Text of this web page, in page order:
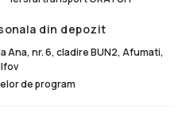
din depozit
Ana, nr. 6, cladire BUN2, Afumati,
de program